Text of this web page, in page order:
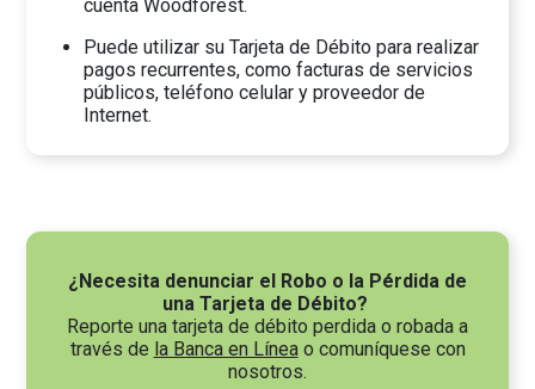
cuenta Woodforest.
Puede utilizar su Tarjeta de Débito para realizar
pagos recurrentes, como facturas de servicios
públicos, teléfono celular y proveedor de
Internet.
¿Necesita denunciar el Robo o la Pérdida de
una Tarjeta de Débito?
Reporte una tarjeta de débito perdida o robada a
través de la Banca en Líneao comuníquese con
nosotros.